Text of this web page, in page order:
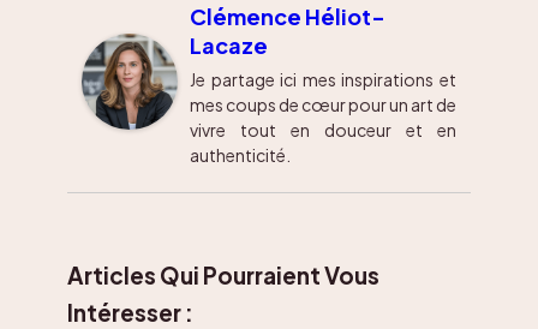
Clémence Héliot-
Lacaze
Je partage ici mes inspirations et
mes coups de cœur pour un art de
vivre tout en douceur et en
authenticité.
Articles Qui Pourraient Vous
Intéresser :